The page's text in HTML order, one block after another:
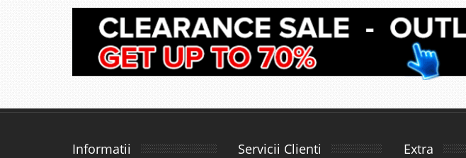
Informatii Servicii Clienti Extra